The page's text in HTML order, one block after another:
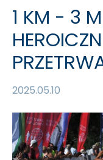
1 KM - 3
2025.05.10